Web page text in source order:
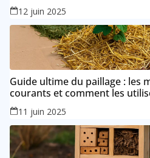
12 juin 2025
Guide ultime du paillage : les
courants et comment les
11 juin 2025